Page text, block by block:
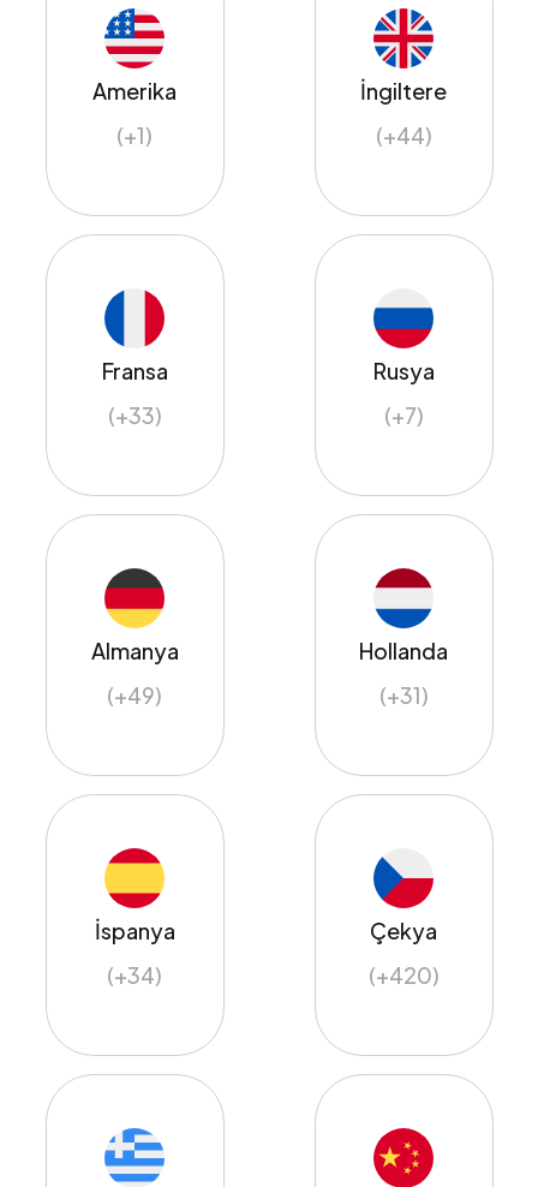
Amerika
(+1)
İngiltere
(+44)
Fransa
(+33)
Rusya
(+7)
Almanya
(+49)
Hollanda
(+31)
İspanya
(+34)
Çekya
(+420)